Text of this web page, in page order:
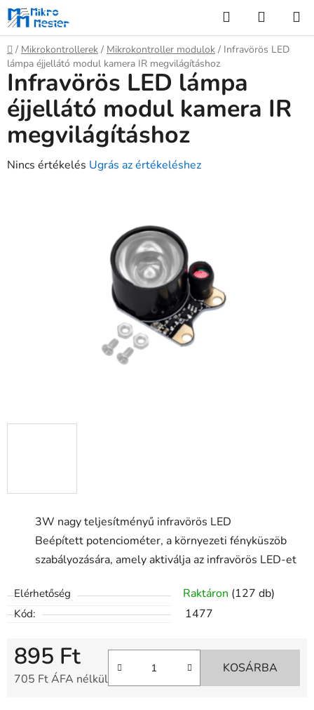
Ugrás
fő
tartalomhoz
KeresésKOSÁR
Kezdőlap
/ Mikrokontrollerek / Mikrokontroller modulok / Infravörös LED
lámpa éjjellátó modul kamera IR megvilágításhoz
3W nagy teljesítményű infravörös LED
Beépített potenciométer, a környezeti fényküszöb
szabályozására, amely aktiválja az infravörös LED-et
Elérhetőség Raktáron (127 db)
Kód: 1477
895 Ft
705 Ft ÁFA nélkül
KOSÁRBA
Infravörös LED lámpa
éjjellátó modul kamera IR
megvilágításhoz
A
Nincs értékelés Ugrás az értékeléshez